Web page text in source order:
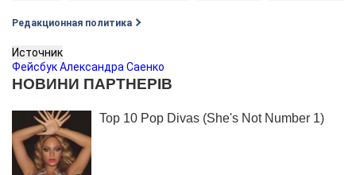
Редакционная политика
Источник
Фейсбук Александра Саенко